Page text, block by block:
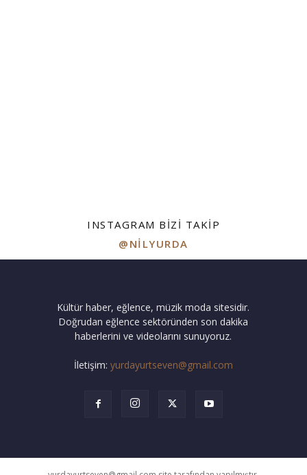
INSTAGRAM BIZI TAKIP
@NILYURDA
Kültür haber, eğlence, müzik moda sitesidir.
Doğrudan eğlence sektöründen son dakika
haberlerini ve videolarını sunuyoruz.
İletişim: yurdayurtseven@gmail.com